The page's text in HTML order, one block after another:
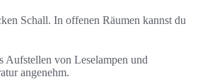
Schall. In offenen Räumen kannst du
Aufstellen von Leselampen und
angenehm.